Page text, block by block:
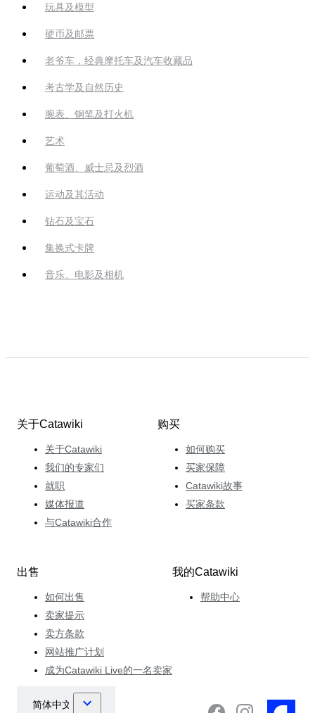
玩具及模型
硬币及邮票
老爷车，经典摩托车及汽车收藏品
考古学及自然历史
腕表、钢笔及打火机
艺术
葡萄酒、威士忌及烈酒
运动及其活动
钻石及宝石
集换式卡牌
音乐、电影及相机
关于Catawiki
关于Catawiki
我们的专家们
就职
媒体报道
与Catawiki合作
购买
如何购买
买家保障
Catawiki故事
买家条款
出售
如何出售
卖家提示
卖方条款
网站推广计划
成为Catawiki Live的一名卖家
我的Catawiki
帮助中心